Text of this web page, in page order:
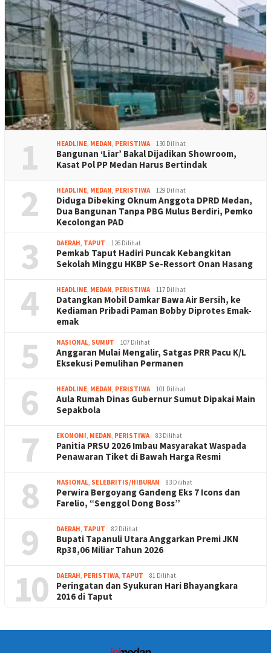
1 HEADLINE, MEDAN, PERISTIWA 130 Dilihat
Bangunan ‘Liar’ Bakal Dijadikan Showroom,
Kasat Pol PP Medan Harus Bertindak
2 HEADLINE, MEDAN, PERISTIWA 129 Dilihat
Diduga Dibeking Oknum Anggota DPRD Medan,
Dua Bangunan Tanpa PBG Mulus Berdiri, Pemko
Kecolongan PAD
3 DAERAH, TAPUT 126 Dilihat
Pemkab Taput Hadiri Puncak Kebangkitan
Sekolah Minggu HKBP Se-Ressort Onan Hasang
4 HEADLINE, MEDAN, PERISTIWA 117 Dilihat
Datangkan Mobil Damkar Bawa Air Bersih, ke
Kediaman Pribadi Paman Bobby Diprotes Emak-
emak
5 NASIONAL, SUMUT 107 Dilihat
Anggaran Mulai Mengalir, Satgas PRR Pacu K/L
Eksekusi Pemulihan Permanen
6 HEADLINE, MEDAN, PERISTIWA 101 Dilihat
Aula Rumah Dinas Gubernur Sumut Dipakai Main
Sepakbola
7 EKONOMI, MEDAN, PERISTIWA 83 Dilihat
Panitia PRSU 2026 Imbau Masyarakat Waspada
Penawaran Tiket di Bawah Harga Resmi
8 NASIONAL, SELEBRITIS/HIBURAN 83 Dilihat
Perwira Bergoyang Gandeng Eks 7 Icons dan
Farelio, “Senggol Dong Boss”
9 DAERAH, TAPUT 82 Dilihat
Bupati Tapanuli Utara Anggarkan Premi JKN
Rp38,06 Miliar Tahun 2026
10 DAERAH, PERISTIWA, TAPUT 81 Dilihat
Peringatan dan Syukuran Hari Bhayangkara
2016 di Taput